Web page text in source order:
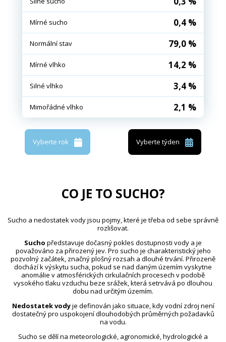
Mírné sucho 0,4 %
Normální stav 79,0 %
Mírné vlhko 14,2 %
Silné vlhko 3,4 %
Mimořádné vlhko 2,1 %
Vyberte rok Vyberte týden
CO JE TO SUCHO?
Sucho a nedostatek vody jsou pojmy, které je třeba od sebe správně
rozlišovat.
Sucho představuje dočasný pokles dostupnosti vody a je
považováno za přirozený jev. Pro sucho je charakteristický jeho
pozvolný začátek, značný plošný rozsah a dlouhé trvání. Přirozeně
dochází k výskytu sucha, pokud se nad daným územím vyskytne
anomálie v atmosférických cirkulačních procesech v podobě
vysokého tlaku vzduchu beze srážek, která setrvává po dlouhou
dobu nad určitým územím.
Nedostatek vodyje definován jako situace, kdy vodní zdroj není
dostatečný pro uspokojení dlouhodobých průměrných požadavků
na vodu.
Sucho se dělí na meteorologické, agronomické, hydrologické a